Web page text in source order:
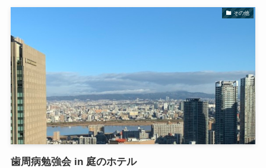
その他
歯周病勉強会 in 庭のホテル